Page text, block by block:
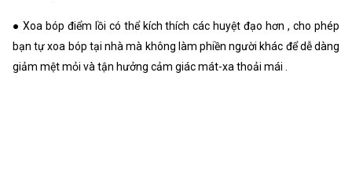
● Xoa bóp điểm lồi có thể kích thích các huyệt đạo hơn , cho phép
bạn tự xoa bóp tại nhà mà không làm phiền người khác để dễ dàng
giảm mệt mỏi và tận hưởng cảm giác mát-xa thoải mái .